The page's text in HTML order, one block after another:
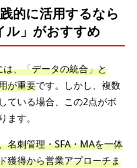
的に活用するなら
ル」がおすすめ
、「データの統合」と
が重要です。しかし、複数
ている場合、この2点がボ
ます。
名刺管理・SFA・MAを一体
獲得から営業アプローチま